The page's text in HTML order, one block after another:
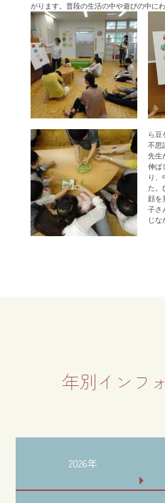
がります。普段の生活の中や遊びの中に
ら豆
不思
先生
伸ば
り、
た。
顔を
子さ
じな
年別インフ
2026年